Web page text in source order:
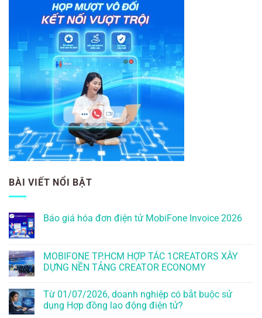
BÀI VIẾT NỔI BẬT
Báo giá hóa đơn điện tử MobiFone Invoice 2026
MOBIFONE TP.HCM HỢP TÁC 1CREATORS XÂY
DỰNG NỀN TẢNG CREATOR ECONOMY
Từ 01/07/2026, doanh nghiệp có bắt buộc sử
dụng Hợp đồng lao động điện tử?